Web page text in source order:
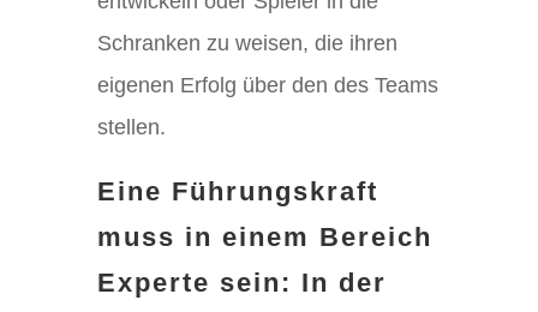
Schranken zu weisen, die ihren
eigenen Erfolg über den des Teams
stellen.
Eine Führungskraft
muss in einem Bereich
Experte sein: In der